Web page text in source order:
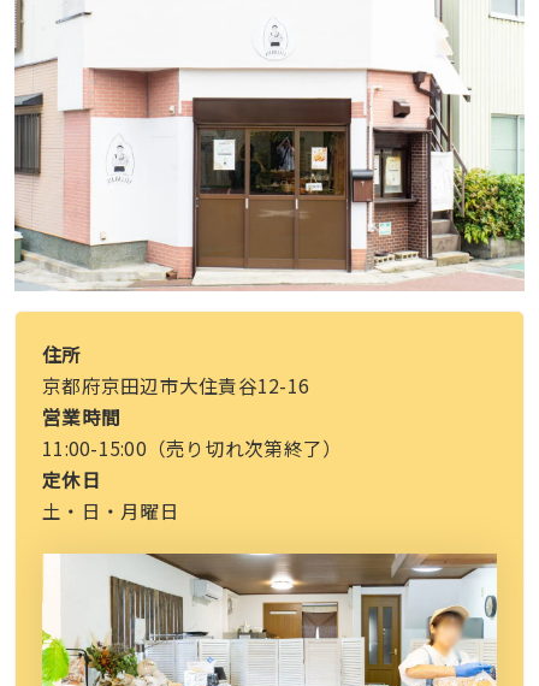
住所
京都府京田辺市大住責谷12-16
営業時間
11:00-15:00（売り切れ次第終了）
定休日
土・日・月曜日